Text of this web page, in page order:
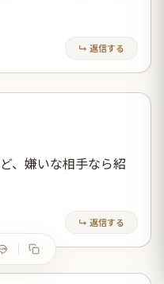
↳ 返信する
、嫌いな相手なら紹
↳ 返信する